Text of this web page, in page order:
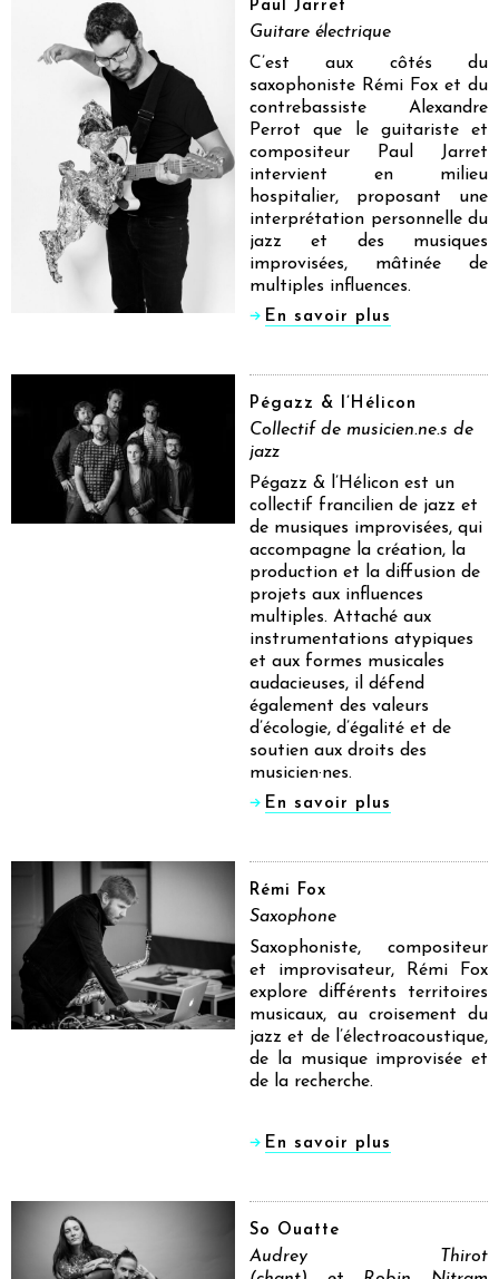
Paul Jarret
Guitare électrique
C’est aux côtés du
saxophoniste Rémi Fox et du
contrebassiste Alexandre
Perrot que le guitariste et
compositeur Paul Jarret
intervient en milieu
hospitalier, proposant une
interprétation personnelle du
jazz et des musiques
improvisées, mâtinée de
multiples influences.
En savoir plus
Pégazz & l’Hélicon
Collectif de musicien.ne.s de
jazz
Pégazz & l’Hélicon est un
collectif francilien de jazz et
de musiques improvisées, qui
accompagne la création, la
production et la diffusion de
projets aux influences
multiples. Attaché aux
instrumentations atypiques
et aux formes musicales
audacieuses, il défend
également des valeurs
d’écologie, d’égalité et de
soutien aux droits des
musicien·nes.
En savoir plus
Rémi Fox
Saxophone
Saxophoniste, compositeur
et improvisateur, Rémi Fox
explore différents territoires
musicaux, au croisement du
jazz et de l’électroacoustique,
de la musique improvisée et
de la recherche.
En savoir plus
So Ouatte
Audrey Thirot